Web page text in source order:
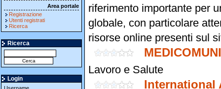
Area portale
Registrazione
Utenti registrati
Ricerca
Ricerca
Login
riferimento importante per
globale, con particolare
risorse online presenti sul
Lavoro e Salute
International